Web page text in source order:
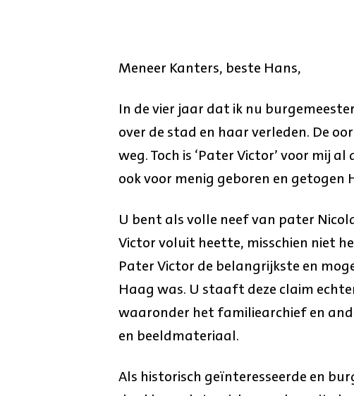
Meneer Kanters, beste Hans,
In de vier jaar dat ik nu
over de stad en haar verleden. De
weg. Toch is ‘Pater Victor’ voor mij
ook voor menig geboren en getogen
U bent als volle neef van pater
Victor voluit heette, misschien niet
Pater Victor de belangrijkste en
Haag was. U staaft deze claim
waaronder het familiearchief en
en beeldmateriaal.
Als historisch geïnteresseerde en